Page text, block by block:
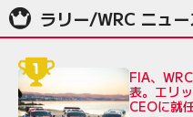
ラリー/WRC ニュ
FIA、
表。エリ
CEOに就